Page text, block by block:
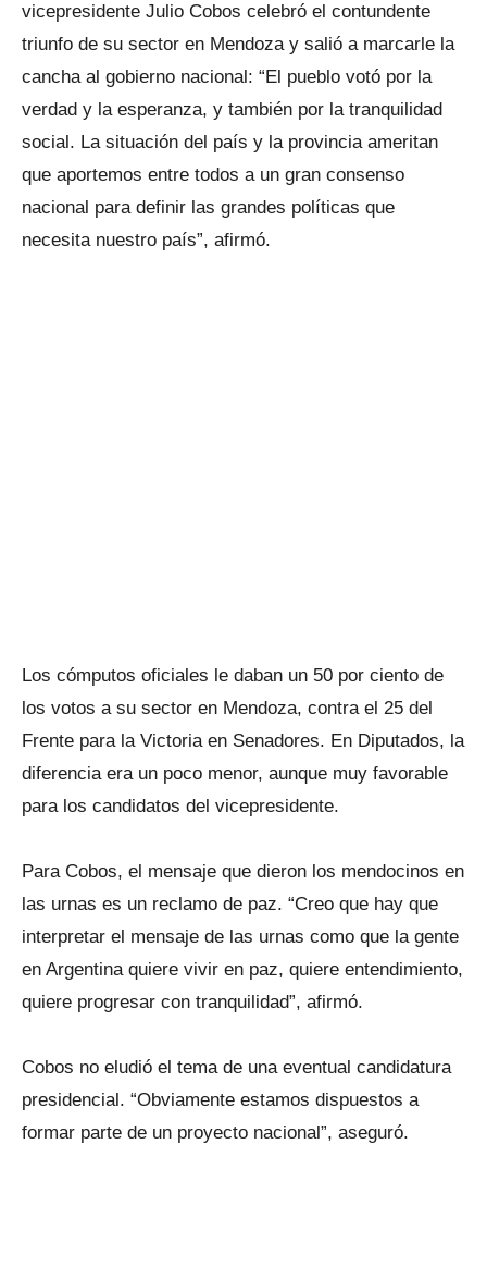
vicepresidente Julio Cobos celebró el contundente
triunfo de su sector en Mendoza y salió a marcarle la
cancha al gobierno nacional: “El pueblo votó por la
verdad y la esperanza, y también por la tranquilidad
social. La situación del país y la provincia ameritan
que aportemos entre todos a un gran consenso
nacional para definir las grandes políticas que
necesita nuestro país”, afirmó.
Los cómputos oficiales le daban un 50 por ciento de
los votos a su sector en Mendoza, contra el 25 del
Frente para la Victoria en Senadores. En Diputados, la
diferencia era un poco menor, aunque muy favorable
para los candidatos del vicepresidente.
Para Cobos, el mensaje que dieron los mendocinos en
las urnas es un reclamo de paz. “Creo que hay que
interpretar el mensaje de las urnas como que la gente
en Argentina quiere vivir en paz, quiere entendimiento,
quiere progresar con tranquilidad”, afirmó.
Cobos no eludió el tema de una eventual candidatura
presidencial. “Obviamente estamos dispuestos a
formar parte de un proyecto nacional”, aseguró.